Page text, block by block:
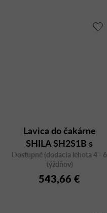
Lavica do čakárne
SHILA SH2S1B s
podrúčkami
Dostupné (dodacia lehota 4 - 6
týždňov)
543,66 €